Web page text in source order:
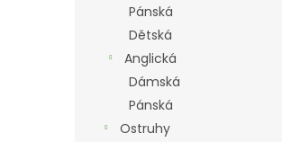
Pánská
Dětská
Anglická
Dámská
Pánská
Ostruhy